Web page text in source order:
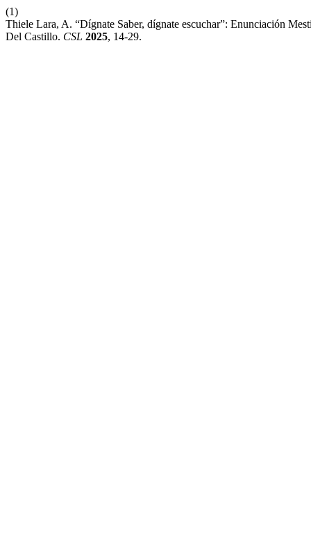
(1)
Thiele Lara, A. “Dígnate Saber, dígnate escuchar”: Enunciación
Del Castillo. CSL 2025, 14-29.